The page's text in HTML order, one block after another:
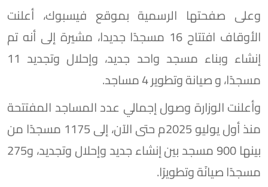
وعلى صفحتها الرسمية بموقع فيسبوك، أعلنت
الأوقاف افتتاح 16 مسجدًا جديدا، مشيرة إلى أنه تم
إنشاء وبناء مسجد واحد جديد، وإحلال وتجديد 11
مسجدًا، و صيانة وتطوير 4 مساجد.
وأعلنت الوزارة وصول إجمالي عدد المساجد المفتتحة
منذ أول يوليو 2025م حتى الآن، إلى 1175 مسجدًا من
بينها 900 مسجد بين إنشاء جديد وإحلال وتجديد، و275
مسجدًا صيانًة وتطويرًا.